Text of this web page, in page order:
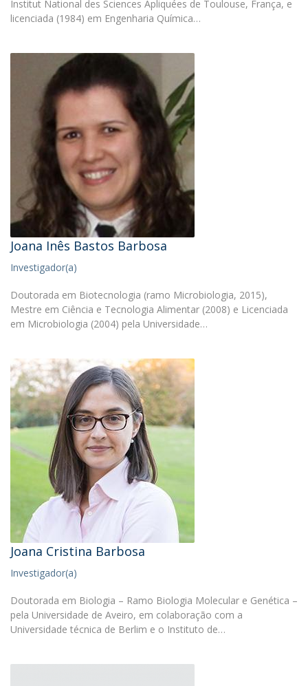
Institut National des Sciences Apliquées de Toulouse, França, e
licenciada (1984) em Engenharia Química…
Joana Inês Bastos Barbosa
Investigador(a)
Doutorada em Biotecnologia (ramo Microbiologia, 2015),
Mestre em Ciência e Tecnologia Alimentar (2008) e Licenciada
em Microbiologia (2004) pela Universidade…
Joana Cristina Barbosa
Investigador(a)
Doutorada em Biologia – Ramo Biologia Molecular e Genética –
pela Universidade de Aveiro, em colaboração com a
Universidade técnica de Berlim e o Instituto de…